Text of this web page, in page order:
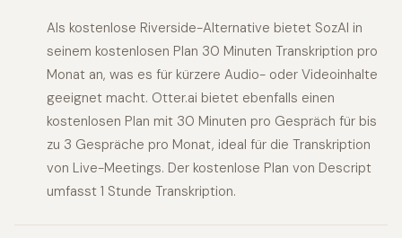
Als kostenlose Riverside-Alternative bietet SozAI in
seinem kostenlosen Plan 30 Minuten Transkription pro
Monat an, was es für kürzere Audio- oder Videoinhalte
geeignet macht. Otter.ai bietet ebenfalls einen
kostenlosen Plan mit 30 Minuten pro Gespräch für bis
zu 3 Gespräche pro Monat, ideal für die Transkription
von Live-Meetings. Der kostenlose Plan von Descript
umfasst 1 Stunde Transkription.